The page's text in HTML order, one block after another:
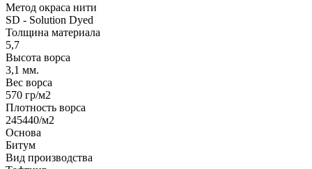
Метод окраса нити
SD - Solution Dyed
Толщина материала
5,7
Высота ворса
3,1 мм.
Вес ворса
570 гр/м2
Плотность ворса
245440/м2
Основа
Битум
Вид производства